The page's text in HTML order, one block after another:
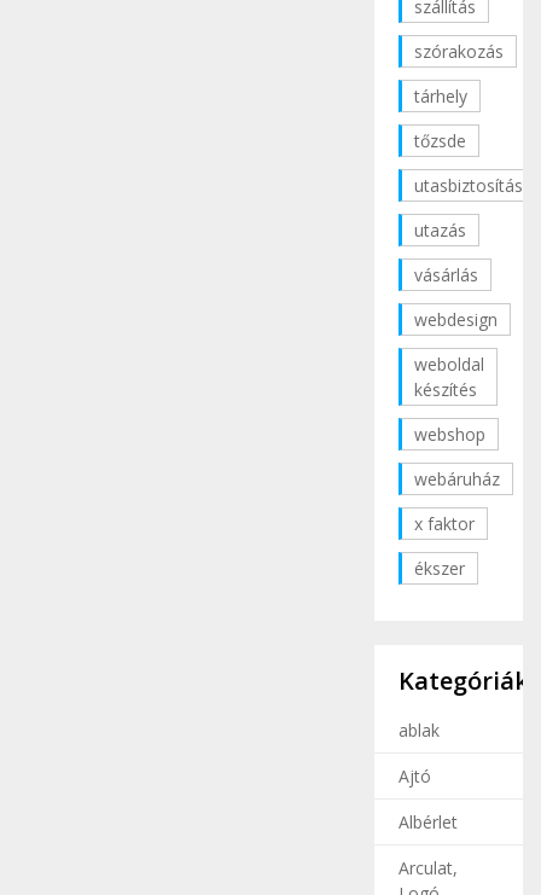
szállítás
szórakozás
tárhely
tőzsde
utasbiztosítás
utazás
vásárlás
webdesign
weboldal
készítés
webshop
webáruház
x faktor
ékszer
Kategóriák
ablak
Ajtó
Albérlet
Arculat,